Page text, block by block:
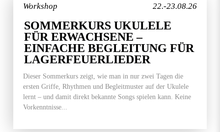
22.-23.08.26
Workshop
SOMMERKURS UKULELE
FÜR ERWACHSENE –
EINFACHE BEGLEITUNG FÜR
LAGERFEUERLIEDER
Dieser Sommerkurs zeigt, wie man in nur zwei Tagen die
ersten Griffe, Rhythmen und Begleitmuster auf der Ukulele
lernt – und damit direkt bekannte Songs spielen kann. Keine
Vorkenntnisse...